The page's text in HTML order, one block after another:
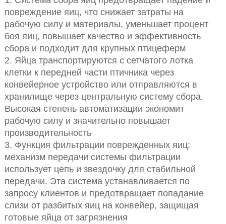
повреждение яиц, что снижает затраты на
рабочую силу и материалы, уменьшает процент
боя яиц, повышает качество и эффективность
сбора и подходит для крупных птицеферм
2. Яйца транспортируются с сетчатого лотка
клетки к передней части птичника через
конвейерное устройство или отправляются в
хранилище через центральную систему сбора.
Высокая степень автоматизации экономит
рабочую силу и значительно повышает
производительность
3. Функция фильтрации поврежденных яиц:
механизм передачи системы фильтрации
использует цепь и звездочку для стабильной
передачи. Эта система устанавливается по
запросу клиентов и предотвращает попадание
слизи от разбитых яиц на конвейер, защищая
готовые яйца от загрязнения